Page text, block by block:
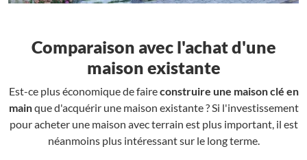
Comparaison avec l'achat d'une
maison existante
Est-ce plus économique de faireconstruire une maison clé en
mainque d'acquérir une maison existante ? Si l'investissement
pour acheter une maison avec terrain est plus important, il est
néanmoins plus intéressant sur le long terme.